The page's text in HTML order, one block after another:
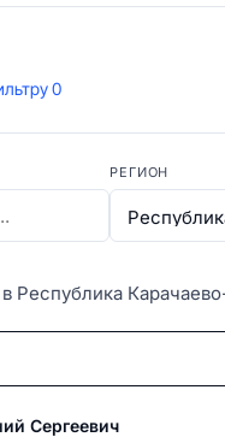
0
РЕГИОН
Республика
Сергеевич